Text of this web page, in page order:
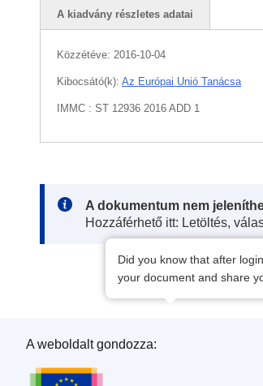
A kiadvány részletes adatai
Közzétéve: 2016-10-04
Kibocsátó(k): Az Európai Unió Tanácsa
IMMC : ST 12936 2016 ADD 1
Note:
A dokumentum nem
Hozzáférhető itt: Letöltés,
Did you know that after
your document and share
Az Európai Unió Kiadóhivatala
A weboldalt gondozza: